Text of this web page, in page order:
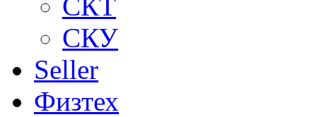
СКУ
Seller
Физтех